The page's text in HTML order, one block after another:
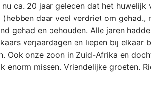
ca. 20 jaar geleden dat het
)hebben daar veel verdriet om
gehad en behouden. Alle jaren
verjaardagen en liepen bij elkaar
Ook onze zoon in Zuid-Afrika en
enorm missen. Vriendelijke groeten.